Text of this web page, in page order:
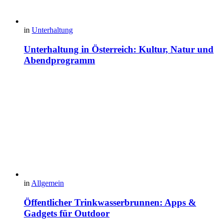
in Unterhaltung
Unterhaltung in Österreich: Kultur, Natur und
Abendprogramm
in Allgemein
Öffentlicher Trinkwasserbrunnen: Apps &
Gadgets für Outdoor